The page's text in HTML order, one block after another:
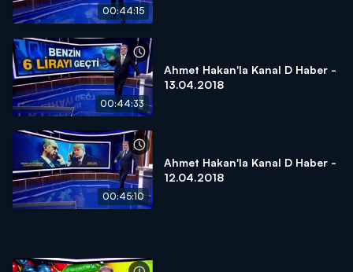
00:44:15
00:44:33
Ahmet Hakan'la Kanal D Haber -
13.04.2018
00:45:10
Ahmet Hakan'la Kanal D Haber -
12.04.2018